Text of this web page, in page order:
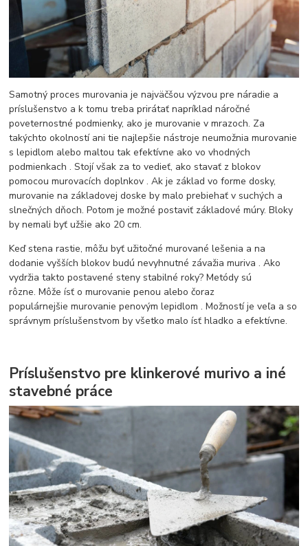
Samotný proces murovania je najväčšou výzvou pre náradie a
príslušenstvo a k tomu treba prirátať napríklad náročné
poveternostné podmienky, ako je murovanie v mrazoch. Za
takýchto okolností ani tie najlepšie nástroje neumožnia murovanie
s lepidlom alebo maltou tak efektívne ako vo vhodných
podmienkach . Stojí však za to vedieť, ako stavať z blokov
pomocou murovacích doplnkov . Ak je základ vo forme dosky,
murovanie na základovej doske by malo prebiehať v suchých a
slnečných dňoch. Potom je možné postaviť základové múry. Bloky
by nemali byť užšie ako 20 cm.
Keď stena rastie, môžu byť užitočné murované lešenia a na
dodanie vyšších blokov budú nevyhnutné závažia muriva . Ako
vydržia takto postavené steny stabilné roky? Metódy sú
rôzne. Môže ísť o murovanie penou alebo čoraz
populárnejšie murovanie penovým lepidlom . Možností je veľa a so
správnym príslušenstvom by všetko malo ísť hladko a efektívne.
Príslušenstvo pre klinkerové murivo a iné
stavebné práce